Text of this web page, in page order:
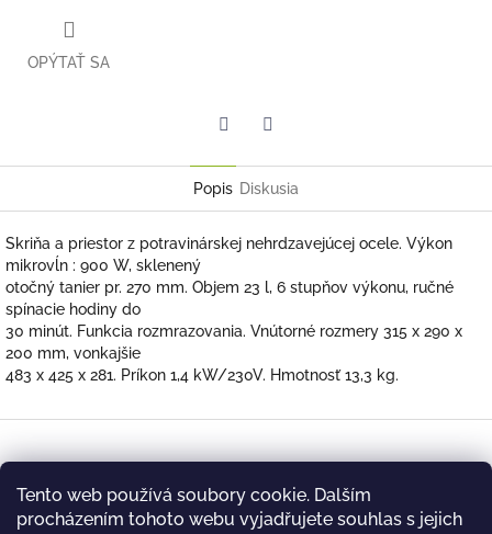
Tento web používá soubory cookie. Dalším
procházením tohoto webu vyjadřujete souhlas s jejich
OPÝTAŤ SA
Popis Diskusia
Skriňa a priestor z potravinárskej nehrdzavejúcej ocele. Výkon
mikrovĺn : 900 W, sklenený
otočný tanier pr. 270 mm. Objem 23 l, 6 stupňov výkonu, ručné
spínacie hodiny do
30 minút. Funkcia rozmrazovania. Vnútorné rozmery 315 x 290 x
200 mm, vonkajšie
483 x 425 x 281. Príkon 1,4 kW/230V. Hmotnosť 13,3 kg.
á
briada farmfrites.cz